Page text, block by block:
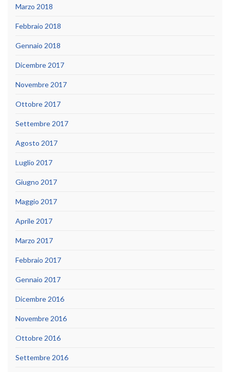
Marzo 2018
Febbraio 2018
Gennaio 2018
Dicembre 2017
Novembre 2017
Ottobre 2017
Settembre 2017
Agosto 2017
Luglio 2017
Giugno 2017
Maggio 2017
Aprile 2017
Marzo 2017
Febbraio 2017
Gennaio 2017
Dicembre 2016
Novembre 2016
Ottobre 2016
Settembre 2016